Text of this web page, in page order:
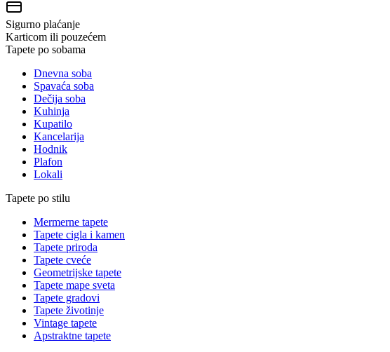
Sigurno plaćanje
Karticom ili pouzećem
Tapete po sobama
Dnevna soba
Spavaća soba
Dečija soba
Kuhinja
Kupatilo
Kancelarija
Hodnik
Plafon
Lokali
Tapete po stilu
Mermerne tapete
Tapete cigla i kamen
Tapete priroda
Tapete cveće
Geometrijske tapete
Tapete mape sveta
Tapete gradovi
Tapete životinje
Vintage tapete
Apstraktne tapete